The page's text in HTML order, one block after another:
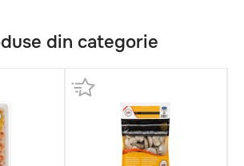
din categorie